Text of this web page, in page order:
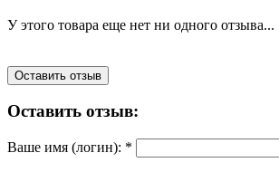
У этого товара еще нет ни одного отзыва...
Оставить отзыв
Оставить отзыв:
Ваше имя (логин): *